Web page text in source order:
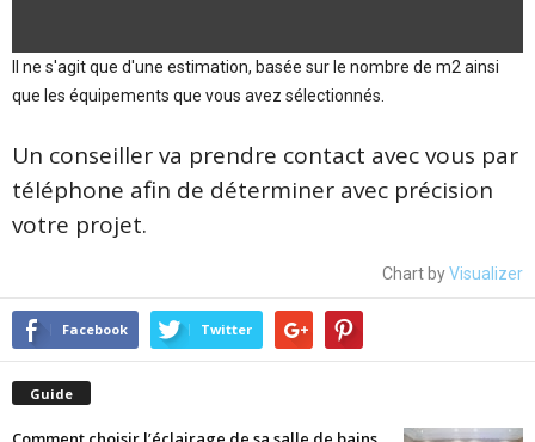
Il ne s'agit que d'une estimation, basée sur le nombre de m2 ainsi
que les équipements que vous avez sélectionnés.
Un conseiller va prendre contact avec vous par
téléphone afin de déterminer avec précision
votre projet.
Chart byVisualizer
Facebook Twitter
Guide